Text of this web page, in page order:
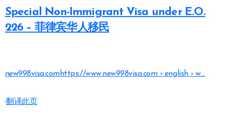
Special Non-Immigrant Visa under E.O.
226 – 菲律宾华人移民
new998visa.comhttps://www.new998visa.com › english › w…
·翻译此页